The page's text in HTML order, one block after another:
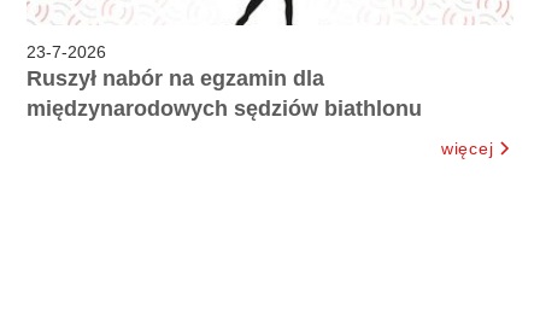
23-7-2026
Ruszył nabór na egzamin dla
międzynarodowych sędziów biathlonu
więcej